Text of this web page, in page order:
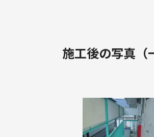
施工後の写真（